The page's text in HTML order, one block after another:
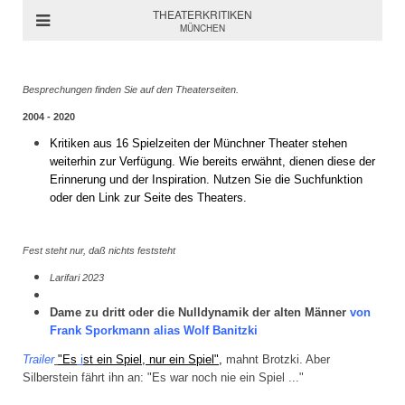
THEATERKRITIKEN
MÜNCHEN
Besprechungen finden Sie auf den Theaterseiten.
2004 - 2020
Kritiken aus 16 Spielzeiten der Münchner Theater stehen
weiterhin zur Verfügung. Wie bereits erwähnt, dienen diese der
Erinnerung und der Inspiration. Nutzen Sie die Suchfunktion
oder den Link zur Seite des Theaters.
Fest steht nur, daß nichts feststeht
Larifari 2023
Dame zu dritt oder die Nulldynamik der alten Männer von
Frank Sporkmann alias Wolf Banitzki
Trailer "Es ist ein Spiel, nur ein Spiel", mahnt Brotzki. Aber
Silberstein fährt ihn an: "Es war noch nie ein Spiel ..."